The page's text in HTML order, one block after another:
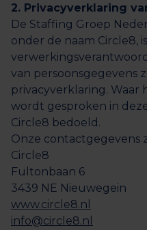
2. Privacyverklaring
De Staffing Groep
onder de naam Circle8, is
van persoonsgegevens
privacyverklaring. Waar
wordt gesproken in
Circle8 bedoeld.
Onze contactgegevens
Circle8
Fultonbaan 6
3439 NE Nieuwegein
www.circle8.nl
info@circle8.nl